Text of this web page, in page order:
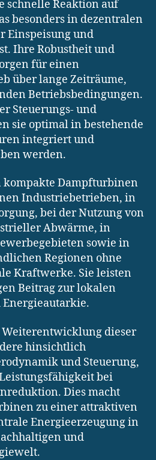
schnelle Reaktion auf
besonders in dezentralen
Einspeisung und
Ihre Robustheit und
für einen
über lange Zeiträume,
Betriebsbedingungen.
Steuerungs- und
sie optimal in bestehende
integriert und
werden.
kompakte Dampfturbinen
Industriebetrieben, in
bei der Nutzung von
Abwärme, in
sowie in
Regionen ohne
Kraftwerke. Sie leisten
Beitrag zur lokalen
dieser
hinsichtlich
und Steuerung,
bei
Dies macht
zu einer attraktiven
Energieerzeugung in
und